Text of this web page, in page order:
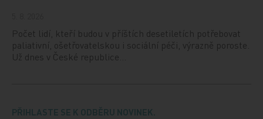
Počet lidí, kteří budou v příštích desetiletích potřebovat
paliativní, ošetřovatelskou i sociální péči, výrazně poroste.
Už dnes v České republice…
PŘIHLASTE SE K ODBĚRU NOVINEK.